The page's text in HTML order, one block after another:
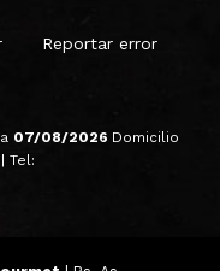
Reportar error
07/08/2026 Domicilio
Tel: